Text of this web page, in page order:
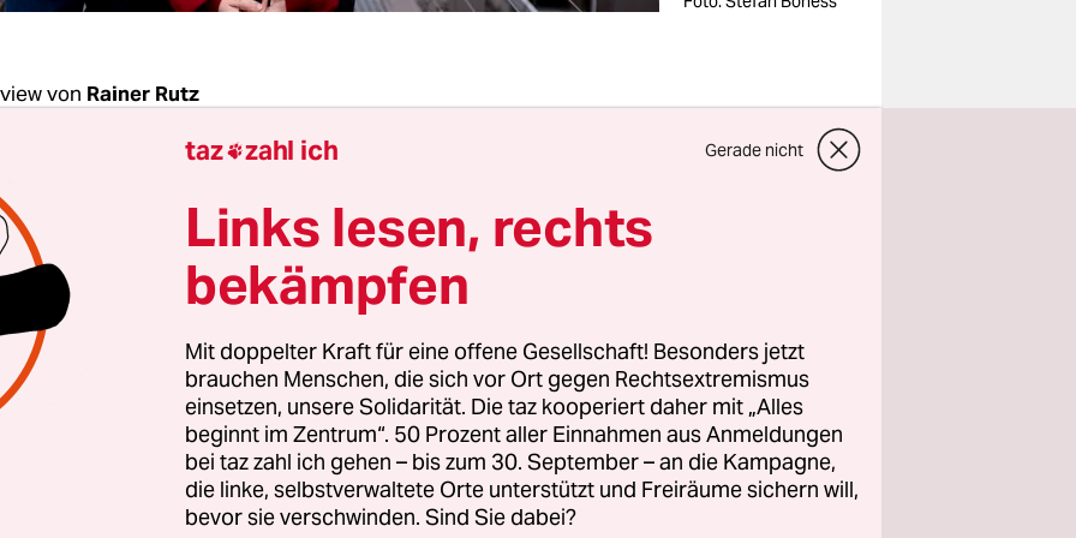
von Rainer Rutz
Herr Schulze, nach dem Abgang der Wagenknecht-
war in der Berliner Linken ja eine Art Aufbruchstimmung
kalt hat Sie der Absturz auf 7 Prozent bei der
in Ihrer einstigen Hochburg erwischt?
Ich bin der Überzeugung, dass wir in Berlin noch
aufgestellt sind. Nichtsdestotrotz sind wir natürlich Teil
die befindet sich in der Krise. Daher hat uns das
auch wieder nicht ganz kalt erwischt.
taz zahl ich Gerade nicht
Links lesen, rechts
bekämpfen
Mit doppelter Kraft für eine offene Gesellschaft! Besonders jetzt
brauchen Menschen, die sich vor Ort gegen Rechtsextremismus
einsetzen, unsere Solidarität. Die taz kooperiert daher mit „Alles
beginnt im Zentrum“. 50 Prozent aller Einnahmen aus Anmeldungen
bei taz zahl ich gehen – bis zum 30. September – an die Kampagne,
die linke, selbstverwaltete Orte unterstützt und Freiräume sichern will,
bevor sie verschwinden. Sind Sie dabei?